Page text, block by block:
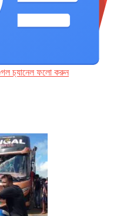
চ‌্যানেল ফলো করুন